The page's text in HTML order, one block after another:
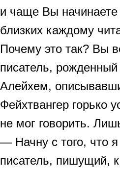
и чаще Вы начинаете
близких каждому
Почему это так? Вы
писатель,
Алейхем,
Фейхтвангер горько
не мог говорить.
— Начну с того, что
писатель, пишущий,